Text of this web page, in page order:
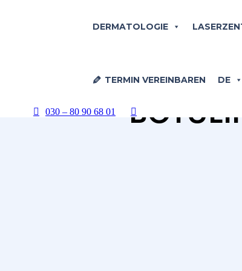
DERMATOLOGIE
TERMIN VEREINBAREN DE
030 – 80 90 68 01